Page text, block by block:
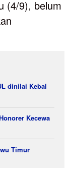
(4/9), belum
dinilai Kebal
Kecewa
Timur